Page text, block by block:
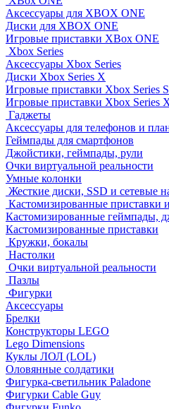
Аксессуары для XBOX ONE
Диски для XBOX ONE
Игровые приставки XBox ONE
Xbox Series
Аксессуары Xbox Series
Диски Xbox Series X
Игровые приставки Xbox Series S
Игровые приставки Xbox Series
Гаджеты
Аксессуары для телефонов и
Геймпады для смартфонов
Джойстики, геймпады, рули
Очки виртуальной реальности
Умные колонки
Жесткие диски, SSD и сетевые
Кастомизированные приставки
Кастомизированные геймпады,
Кастомизированные приставки
Кружки, бокалы
Настолки
Очки виртуальной реальности
Пазлы
Фигурки
Аксессуары
Брелки
Конструкторы LEGO
Lego Dimensions
Куклы ЛОЛ (LOL)
Оловянные солдатики
Фигурка-светильник Paladone
Фигурки Cable Guy